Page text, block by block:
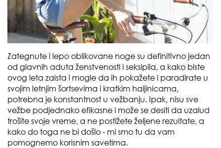
Zategnute i lepo oblikovane noge su definitivno jedan
od glavnih aduta ženstvenosti i seksipila, a kako biste
ovog leta zaista i mogle da ih pokažete i paradirate u
svojim letnjim šortsevima i kratkim haljinicama,
potrebna je konstantnost u vežbanju. Ipak, nisu sve
vežbe podjednako efikasne i može se desiti da uzalud
trošite svoje vreme, a ne postižete željene rezultate, a
kako do toga ne bi došlo - mi smo tu da vam
pomognemo korisnim savetima.